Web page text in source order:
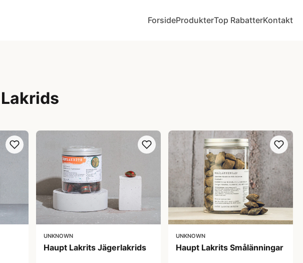
ForsideProdukterTop RabatterKontakt
UNKNOWN
Haupt Lakrits Jägerlakrids
UNKNOWN
Haupt Lakrits Smålänningar​